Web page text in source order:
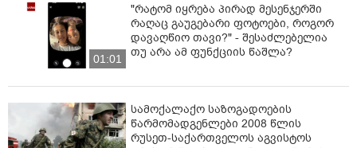
01:01
"რატომ იყრება პირად მესენჯერში
რაღაც გაუგებარი ფოტოები, როგორ
დავაღწიო თავი?" - შესაძლებელია
თუ არა ამ ფუნქციის წაშლა?
სამოქალაქო საზოგადოების
წარმომადგენლები 2008 წლის
რუსეთ-საქართველოს აგვისტოს